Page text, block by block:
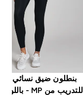
بنطلون ضيق نسائي
للتدريب من MP - باللون الأسود